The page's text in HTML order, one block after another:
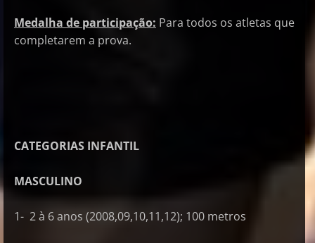
Medalha de participação: Para todos os atletas que
completarem a prova.
CATEGORIAS INFANTIL
MASCULINO
1- 2 à 6 anos (2008,09,10,11,12); 100 metros